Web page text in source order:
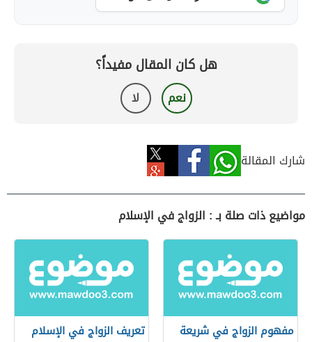
هل كان المقال مفيداً؟
نعم لا
شارك المقالة
مواضيع ذات صلة بـ : الزواج في الإسلام
مفهوم الزواج في شريعة
تعريف الزواج في الإسلام